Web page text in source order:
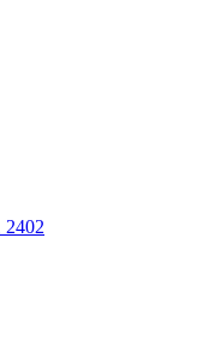
2402